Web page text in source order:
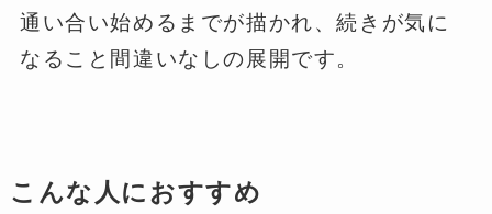
通い合い始めるまでが描かれ、続きが気に
なること間違いなしの展開です。
こんな人におすすめ